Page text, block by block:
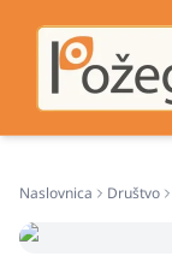
Naslovnica Društvo